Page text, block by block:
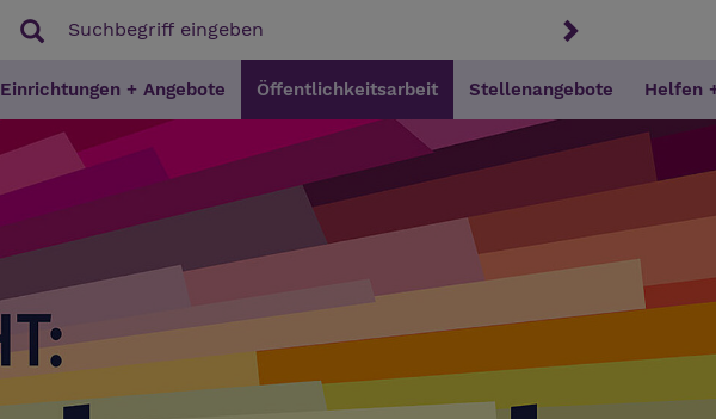
Einrichtungen + Angebote Öffentlichkeitsarbeit Stellenangebote Helfen